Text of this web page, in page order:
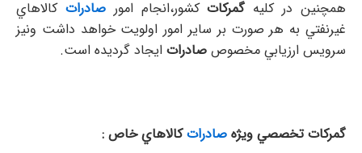
همچنين در كليه گمركاتكشور،‌انجام امور صادرات كالاهاي
غيرنفتي به هر صورت بر ساير امور اولويت خواهد داشت ونيز
سرويس ارزيابي مخصوصصادرات ايجاد گرديده است.
گمركات تخصصي ويژهصادراتكالاهاي خاص :